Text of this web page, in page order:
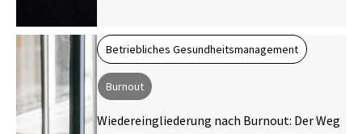
Betriebliches Gesundheitsmanagement
Burnout
Wiedereingliederung nach Burnout: Der Weg